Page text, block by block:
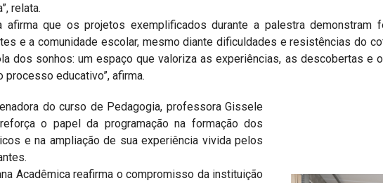
relata.
afirma que os projetos exemplificados durante a palestra demonstram
e a comunidade escolar, mesmo diante dificuldades e resistências do
dos sonhos: um espaço que valoriza as experiências, as descobertas e
processo educativo”, afirma.
do curso de Pedagogia, professora Gissele
o papel da programação na formação dos
e na ampliação de sua experiência vivida pelos
Acadêmica reafirma o compromisso da instituição